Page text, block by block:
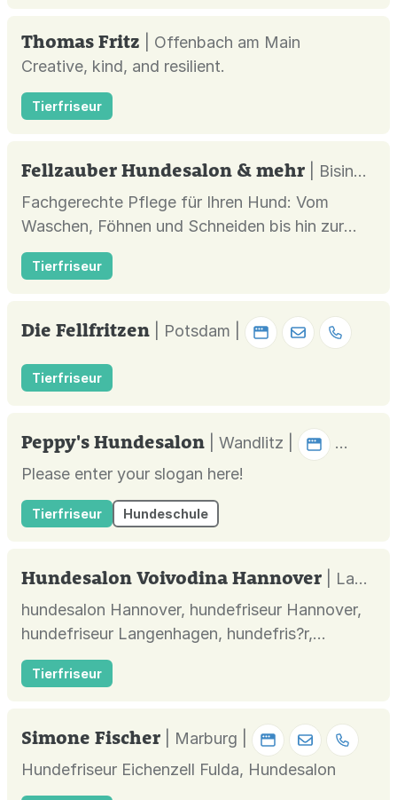
Thomas Fritz
| Offenbach am Main
Creative, kind, and resilient.
Tierfriseur
Fellzauber Hundesalon & mehr
| Bisingen |
Fachgerechte Pflege für Ihren Hund: Vom
Waschen, Föhnen und Schneiden bis hin zur
Krallenpflege und Welpeneingewöhnung.
Tierfriseur
Die Fellfritzen | Potsdam |
Tierfriseur
Peppy's Hundesalon
| Wandlitz |
Please enter your slogan here!
Tierfriseur Hundeschule
Hundesalon Voivodina Hannover
| Langenhagen |
hundesalon Hannover, hundefriseur Hannover,
hundefriseur Langenhagen, hundefris?r,
hundepfelge und katzenpflege in Hannover -
Langenhagen, hundesalon Garbsen, hundesalon
Wedemark, kostenfrei hunde hol bringdienst,
gro?e hunde, trimmen f?r terrier, spezial...
Tierfriseur
Simone Fischer
| Marburg |
Hundefriseur Eichenzell Fulda, Hundesalon